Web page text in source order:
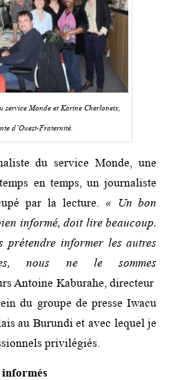
service Monde et Karine Cherloneix,
d’Ouest-Fraternité.
du service Monde, une
en temps, un journaliste
par la lecture. « Un bon
informé, doit lire beaucoup.
prétendre informer les autres
nous ne le sommes
Antoine Kaburahe, directeur
du groupe de presse Iwacu
au Burundi et avec lequel je
privilégiés.